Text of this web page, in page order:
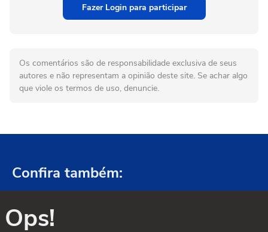
Fazer Login para participar
Os comentários são de responsabilidade exclusiva de seus
autores e não representam a opinião deste site. Se achar algo
que viole os termos de uso, denuncie.
Confira também:
Ops!